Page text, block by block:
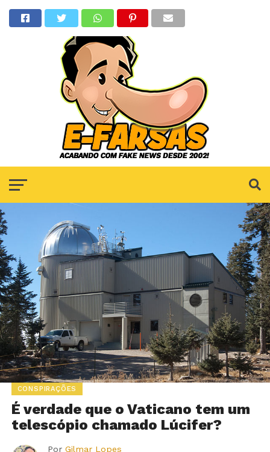
CONSPIRAÇÕES
É verdade que o Vaticano tem um
telescópio chamado Lúcifer?
Por Gilmar Lopes